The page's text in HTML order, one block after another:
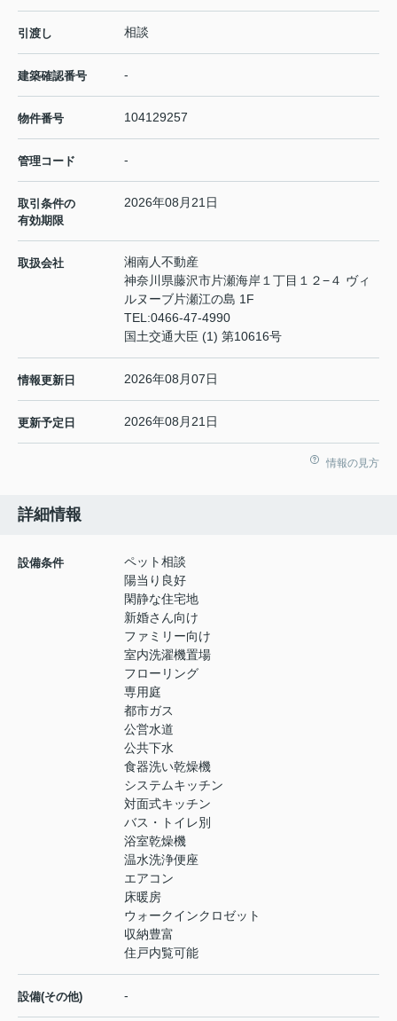
引渡し 相談
建築確認番号 -
物件番号 104129257
管理コード -
取引条件の
有効期限
2026年08月21日
取扱会社
湘南人不動産
神奈川県藤沢市片瀬海岸１丁目１２−４ ヴィ
ルヌーブ片瀬江の島 1F
TEL:0466-47-4990
国土交通大臣 (1) 第10616号
情報更新日 2026年08月07日
更新予定日 2026年08月21日
情報の見方
詳細情報
設備条件
ペット相談
陽当り良好
閑静な住宅地
新婚さん向け
ファミリー向け
室内洗濯機置場
フローリング
専用庭
都市ガス
公営水道
公共下水
食器洗い乾燥機
システムキッチン
対面式キッチン
バス・トイレ別
浴室乾燥機
温水洗浄便座
エアコン
床暖房
ウォークインクロゼット
収納豊富
住戸内覧可能
設備(その他) -